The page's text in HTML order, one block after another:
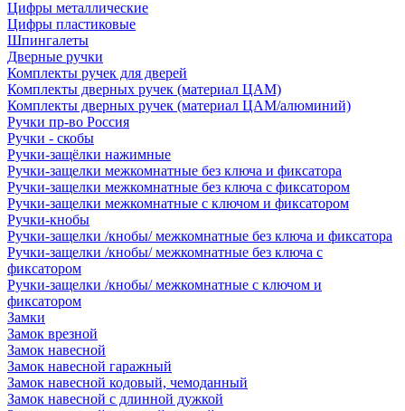
Цифры металлические
Цифры пластиковые
Шпингалеты
Дверные ручки
Комплекты ручек для дверей
Комплекты дверных ручек (материал ЦАМ)
Комплекты дверных ручек (материал ЦАМ/алюминий)
Ручки пр-во Россия
Ручки - скобы
Ручки-защёлки нажимные
Ручки-защелки межкомнатные без ключа и фиксатора
Ручки-защелки межкомнатные без ключа с фиксатором
Ручки-защелки межкомнатные с ключом и фиксатором
Ручки-кнобы
Ручки-защелки /кнобы/ межкомнатные без ключа и фиксатора
Ручки-защелки /кнобы/ межкомнатные без ключа с
фиксатором
Ручки-защелки /кнобы/ межкомнатные с ключом и
фиксатором
Замки
Замок врезной
Замок навесной
Замок навесной гаражный
Замок навесной кодовый, чемоданный
Замок навесной с длинной дужкой